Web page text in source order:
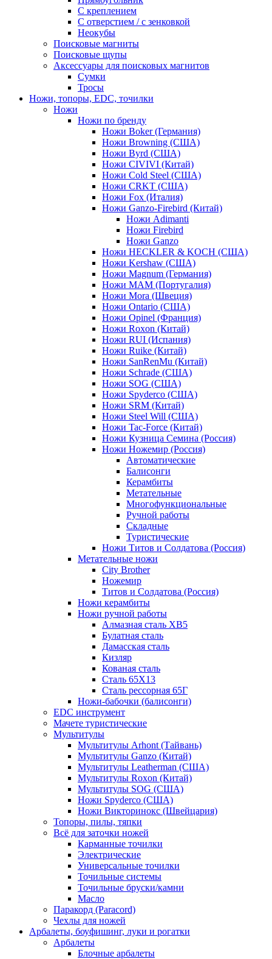
С креплением
С отверстием / с зенковкой
Неокубы
Поисковые магниты
Поисковые щупы
Аксессуары для поисковых магнитов
Сумки
Тросы
Ножи, топоры, EDC, точилки
Ножи
Ножи по бренду
Ножи Boker (Германия)
Ножи Browning (США)
Ножи Byrd (США)
Ножи CIVIVI (Китай)
Ножи Cold Steel (США)
Ножи CRKT (США)
Ножи Fox (Италия)
Ножи Ganzo-Firebird (Китай)
Ножи Adimanti
Ножи Firebird
Ножи Ganzo
Ножи HECKLER & KOCH (США)
Ножи Kershaw (США)
Ножи Magnum (Германия)
Ножи MAM (Португалия)
Ножи Mora (Швеция)
Ножи Ontario (США)
Ножи Opinel (Франция)
Ножи Roxon (Китай)
Ножи RUI (Испания)
Ножи Ruike (Китай)
Ножи SanRenMu (Китай)
Ножи Schrade (США)
Ножи SOG (США)
Ножи Spyderco (США)
Ножи SRM (Китай)
Ножи Steel Will (США)
Ножи Tac-Force (Китай)
Ножи Кузница Семина (Россия)
Ножи Ножемир (Россия)
Автоматические
Балисонги
Керамбиты
Метательные
Многофункциональные
Ручной работы
Складные
Туристические
Ножи Титов и Солдатова (Россия)
Метательные ножи
City Brother
Ножемир
Титов и Солдатова (Россия)
Ножи керамбиты
Ножи ручной работы
Алмазная сталь ХВ5
Булатная сталь
Дамасская сталь
Кизляр
Кованая сталь
Сталь 65Х13
Сталь рессорная 65Г
Ножи-бабочки (балисонги)
EDC инструмент
Мачете туристические
Мультитулы
Мультитулы Arhont (Тайвань)
Мультитулы Ganzo (Китай)
Мультитулы Leatherman (США)
Мультитулы Roxon (Китай)
Мультитулы SOG (США)
Ножи Spyderco (США)
Ножи Викторинокс (Швейцария)
Топоры, пилы, тяпки
Всё для заточки ножей
Карманные точилки
Электрические
Универсальные точилки
Точильные системы
Точильные бруски/камни
Масло
Паракорд (Paracord)
Чехлы для ножей
Арбалеты, боуфишинг, луки и рогатки
Арбалеты
Блочные арбалеты